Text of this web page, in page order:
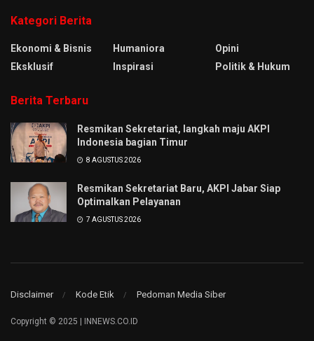
Kategori Berita
Ekonomi & Bisnis
Eksklusif
Humaniora
Inspirasi
Opini
Politik & Hukum
Berita Terbaru
Resmikan Sekretariat, langkah maju AKPI
Indonesia bagian Timur
8 AGUSTUS 2026
Resmikan Sekretariat Baru, AKPI Jabar Siap
Optimalkan Pelayanan
7 AGUSTUS 2026
Disclaimer Kode Etik Pedoman Media Siber
Copyright © 2025 | INNEWS.CO.ID